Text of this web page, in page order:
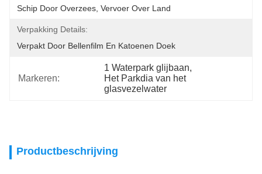
Schip Door Overzees, Vervoer Over Land
Verpakking Details:
Verpakt Door Bellenfilm En Katoenen Doek
Markeren:
1 Waterpark glijbaan,
Het Parkdia van het
glasvezelwater
Productbeschrijving